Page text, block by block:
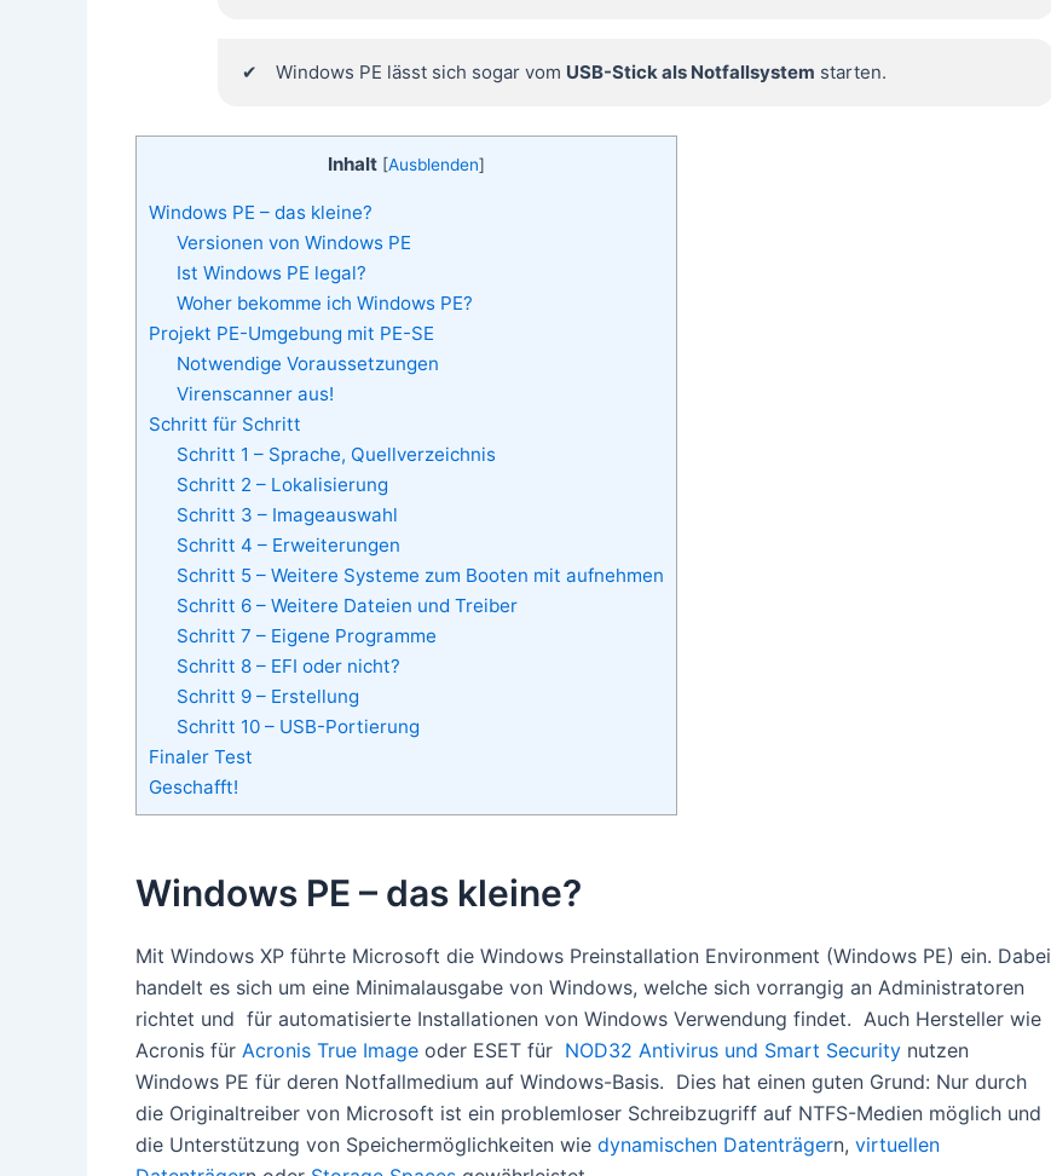
Windows PE lässt sich sogar vom USB-Stick als Notfallsystem starten.
Inhalt [Ausblenden]
Windows PE – das kleine?
Versionen von Windows PE
Ist Windows PE legal?
Woher bekomme ich Windows PE?
Projekt PE-Umgebung mit PE-SE
Notwendige Voraussetzungen
Virenscanner aus!
Schritt für Schritt
Schritt 1 – Sprache, Quellverzeichnis
Schritt 2 – Lokalisierung
Schritt 3 – Imageauswahl
Schritt 4 – Erweiterungen
Schritt 5 – Weitere Systeme zum Booten mit aufnehmen
Schritt 6 – Weitere Dateien und Treiber
Schritt 7 – Eigene Programme
Schritt 8 – EFI oder nicht?
Schritt 9 – Erstellung
Schritt 10 – USB-Portierung
Finaler Test
Geschafft!
Windows PE – das kleine?
Mit Windows XP führte Microsoft die Windows Preinstallation Environment (Windows PE) ein. Dabei
handelt es sich um eine Minimalausgabe von Windows, welche sich vorrangig an Administratoren
richtet und für automatisierte Installationen von Windows Verwendung findet. Auch Hersteller wie
Acronis für Acronis True Image oder ESET für NOD32 Antivirus und Smart Security nutzen
Windows PE für deren Notfallmedium auf Windows-Basis. Dies hat einen guten Grund: Nur durch
die Originaltreiber von Microsoft ist ein problemloser Schreibzugriff auf NTFS-Medien möglich und
die Unterstützung von Speichermöglichkeiten wie dynamischen Datenträgern, virtuellen